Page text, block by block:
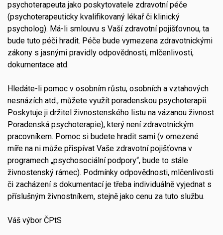
psychoterapeuta jako poskytovatele zdravotní péče
(psychoterapeuticky kvalifikovaný lékař či klinický
psycholog). Má-li smlouvu s Vaší zdravotní pojišťovnou, ta
bude tuto péči hradit. Péče bude vymezena zdravotnickými
zákony s jasnými pravidly odpovědnosti, mlčenlivosti,
dokumentace atd.
Hledáte-li pomoc v osobním růstu, osobních a vztahových
nesnázích atd., můžete využít poradenskou psychoterapii.
Poskytuje ji držitel živnostenského listu na vázanou živnost
Poradenská psychoterapie), který není zdravotnickým
pracovníkem. Pomoc si budete hradit sami (v omezené
míře na ni může přispívat Vaše zdravotní pojišťovna v
programech „psychosociální podpory“, bude to stále
živnostenský rámec). Podmínky odpovědnosti, mlčenlivosti
či zacházení s dokumentací je třeba individuálně vyjednat s
příslušným živnostníkem, stejně jako cenu za tuto službu.
Váš výbor ČPtS